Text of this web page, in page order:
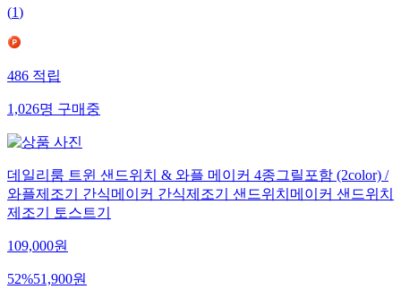
(1)
486적립
1,026명구매중
데일리룸 트윈 샌드위치 & 와플 메이커 4종그릴포함 (2color) /
와플제조기 간식메이커 간식제조기 샌드위치메이커 샌드위치
제조기 토스트기
109,000원
52%51,900원